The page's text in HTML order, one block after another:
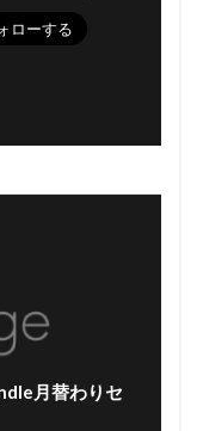
月替わりセ